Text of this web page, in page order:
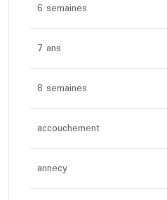
6 semaines
7 ans
8 semaines
accouchement
annecy